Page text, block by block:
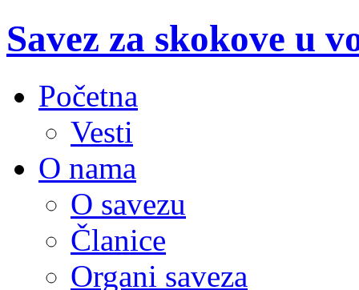
Savez za skokove u
Početna
Vesti
O nama
O savezu
Članice
Organi saveza